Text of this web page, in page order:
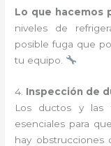
Lo que hacemos
niveles de
posible fuga que
tu equipo.
4. Inspección de
Los ductos y las
esenciales para
hay obstrucciones